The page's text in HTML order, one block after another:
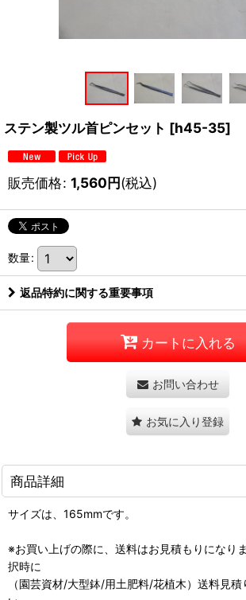
ステン製ツル首ピンセット [h45-35]
販売価格: 1,560円(税込)
数量:
返品特約に関する重要事項
カートに入れる
お問い合わせ
お気に入り登録
商品詳細
サイズは、165mmです。
※お買い上げの際に、送料はお見積もりになり
択時に
（園芸資材/大型鉢/用土肥料/花植木）送料見積